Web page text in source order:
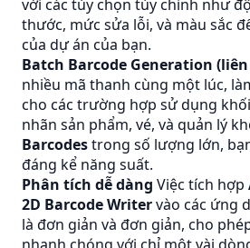
với các tùy chọn tùy chỉnh như
thước, mức sửa lỗi, và màu sắc
của dự án của bạn.
Batch Barcode Generation
nhiều mã thanh cùng một lúc,
cho các trường hợp sử dụng
nhãn sản phẩm, vé, và quản lý
Barcodestrong số lượng lớn,
đáng kể năng suất.
Phân tích dễ dàng Việc tích hợp
2D Barcode Writervào các ứng
là đơn giản và đơn giản, cho